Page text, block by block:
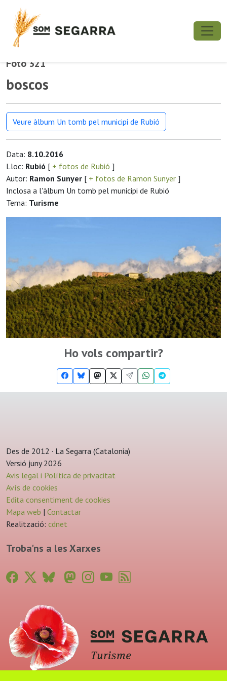
Foto 321
boscos
Veure àlbum Un tomb pel municipi de Rubió
Data: 8.10.2016
Lloc: Rubió [ + fotos de Rubió ]
Autor: Ramon Sunyer [ + fotos de Ramon Sunyer ]
Inclosa a l'àlbum Un tomb pel municipi de Rubió
Tema: Turisme
Ho vols compartir?
Des de 2012 · La Segarra (Catalonia)
Versió juny 2026
Avis legal i Política de privacitat
Avís de cookies
Edita consentiment de cookies
Mapa web | Contactar
Realització: cdnet
Troba'ns a les Xarxes